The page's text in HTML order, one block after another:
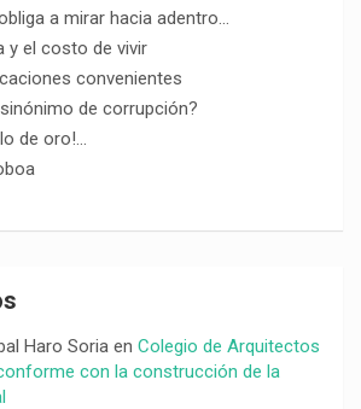
a mirar hacia adentro…
y el costo de vivir
convenientes
de corrupción?
de oro!…
Haro Soriaen Colegio de Arquitectos
con la construcción de la